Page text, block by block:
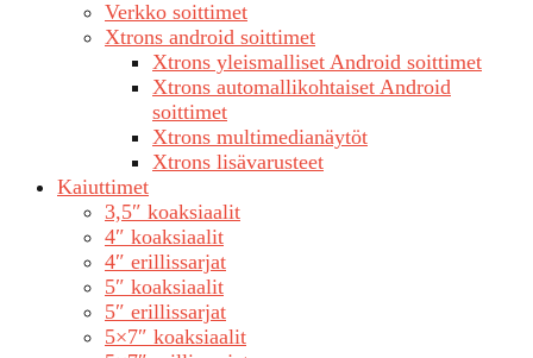
Verkko soittimet
Xtrons android soittimet
Xtrons yleismalliset Android soittimet
Xtrons automallikohtaiset Android
soittimet
Xtrons multimedianäytöt
Xtrons lisävarusteet
Kaiuttimet
3,5″ koaksiaalit
4″ koaksiaalit
4″ erillissarjat
5″ koaksiaalit
5″ erillissarjat
5×7″ koaksiaalit